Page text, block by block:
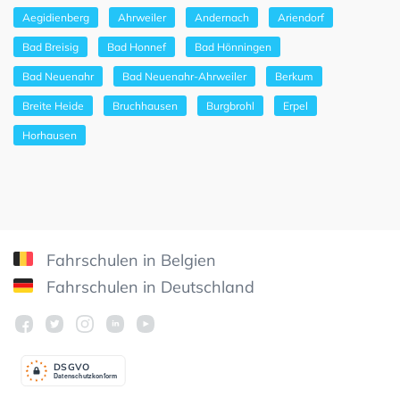
Aegidienberg Ahrweiler Andernach Ariendorf
Bad Breisig Bad Honnef Bad Hönningen
Bad Neuenahr Bad Neuenahr-Ahrweiler Berkum
Breite Heide Bruchhausen Burgbrohl Erpel
Horhausen
Fahrschulen in Belgien
Fahrschulen in Deutschland
Datenschutzkonform
DSGVO